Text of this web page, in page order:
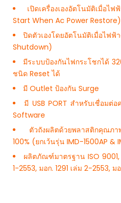
เปิดเครื่องเองอัตโนมัติเมื่อ
Start When Ac Power Restore)
ปิดตัวเองโดยอัตโนมัติเมื่อไฟฟ้
Shutdown)
มีระบบป้องกันไฟกระโชกได้
ชนิด Reset ได้
มี Outlet ป้องกัน Surge
มี USB PORT สำหรับเชื่อมต่
Software
ตัวถังผลิตด้วยพลาสติกคุณภ
100% (ยกเว้นรุ่น IMD-1500AP &
ผลิตภัณฑ์มาตรฐาน ISO 9001,
1-2553, มอก. 1291 เล่ม 2-2553, ม